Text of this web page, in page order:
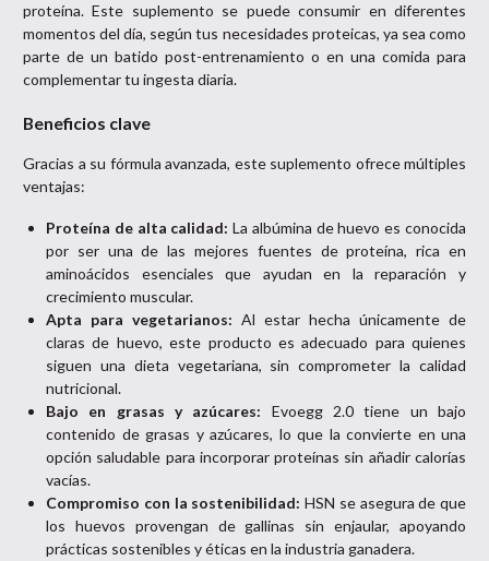
proteína. Este suplemento se puede consumir en diferentes
momentos del día, según tus necesidades proteicas, ya sea como
parte de un batido post-entrenamiento o en una comida para
complementar tu ingesta diaria.
Beneficios clave
Gracias a su fórmula avanzada, este suplemento ofrece múltiples
ventajas:
Proteína de alta calidad: La albúmina de huevo es conocida
por ser una de las mejores fuentes de proteína, rica en
aminoácidos esenciales que ayudan en la reparación y
crecimiento muscular.
Apta para vegetarianos: Al estar hecha únicamente de
claras de huevo, este producto es adecuado para quienes
siguen una dieta vegetariana, sin comprometer la calidad
nutricional.
Bajo en grasas y azúcares: Evoegg 2.0 tiene un bajo
contenido de grasas y azúcares, lo que la convierte en una
opción saludable para incorporar proteínas sin añadir calorías
vacías.
Compromiso con la sostenibilidad: HSN se asegura de que
los huevos provengan de gallinas sin enjaular, apoyando
prácticas sostenibles y éticas en la industria ganadera.